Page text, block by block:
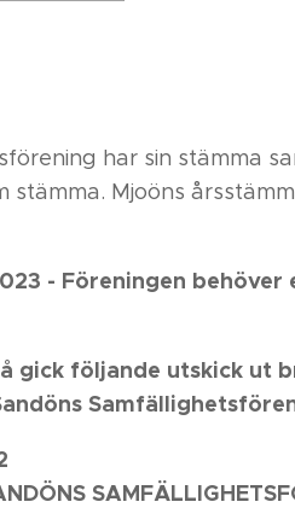
har sin stämma
Mjoöns
- Föreningen
gick följande utskick ut